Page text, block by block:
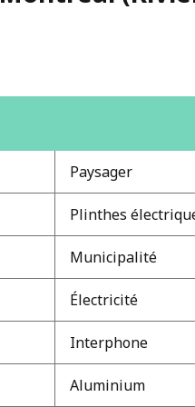
Paysager
Plinthes
Municipalité
Électricité
Interphone
Aluminium